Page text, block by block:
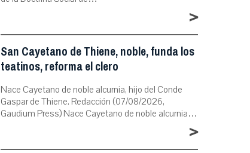
>
San Cayetano de Thiene, noble, funda los
teatinos, reforma el clero
Nace Cayetano de noble alcurnia, hijo del Conde
Gaspar de Thiene. Redacción (07/08/2026,
Gaudium Press) Nace Cayetano de noble alcurnia…
>